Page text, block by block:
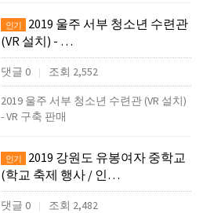
인기
2019 울주 서부 청소년 수련관
(VR 설치) - …
댓글 0 | 조회 2,552
2019 울주 서부 청소년 수련관 (VR 설치)
- VR 구축 판매
인기
2019 강원도 유봉여자 중학교
(학교 축제 행사 / 인…
댓글 0 | 조회 2,482